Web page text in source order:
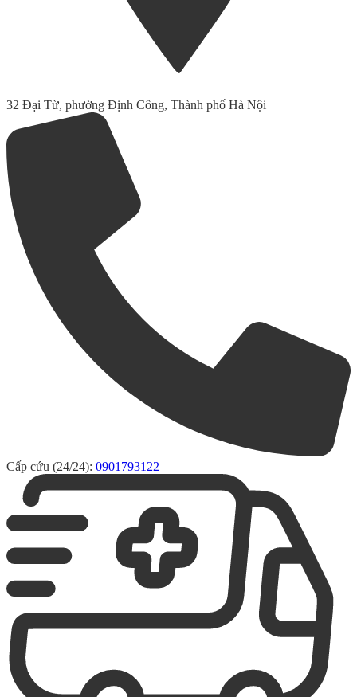
32 Đại Từ, phường Định Công, Thành phố Hà Nội
Cấp cứu (24/24): 0901793122